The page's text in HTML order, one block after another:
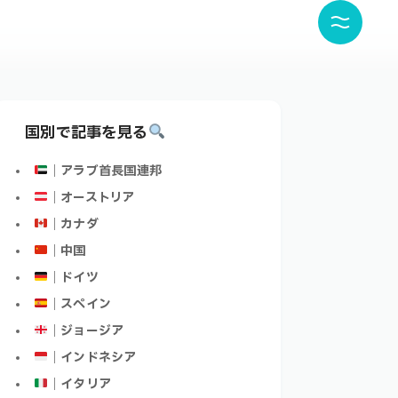
国別で記事を見る
｜アラブ首長国連邦
｜オーストリア
｜カナダ
｜中国
｜ドイツ
｜スペイン
｜ジョージア
｜インドネシア
｜イタリア